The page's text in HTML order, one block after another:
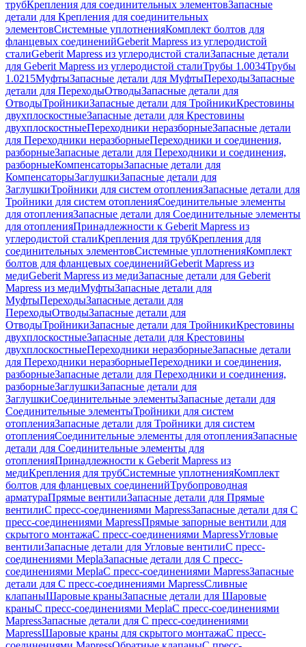
трубКрепления для соединительных элементовЗапасные
детали для Крепления для соединительных
элементовСистемные уплотненияКомплект болтов для
фланцевых соединенийGeberit Mapress из углеродистой
сталиGeberit Mapress из углеродистой сталиЗапасные детали
для Geberit Mapress из углеродистой сталиТрубы 1.0034Трубы
1.0215МуфтыЗапасные детали для МуфтыПереходыЗапасные
детали для ПереходыОтводыЗапасные детали для
ОтводыТройникиЗапасные детали для ТройникиКрестовины
двухплоскостныеЗапасные детали для Крестовины
двухплоскостныеПереходники неразборныеЗапасные детали
для Переходники неразборныеПереходники и соединения,
разборныеЗапасные детали для Переходники и соединения,
разборныеКомпенсаторыЗапасные детали для
КомпенсаторыЗаглушкиЗапасные детали для
ЗаглушкиТройники для систем отопленияЗапасные детали для
Тройники для систем отопленияСоединительные элементы
для отопленияЗапасные детали для Соединительные элементы
для отопленияПринадлежности к Geberit Mapress из
углеродистой сталиКрепления для трубКрепления для
соединительных элементовСистемные уплотненияКомплект
болтов для фланцевых соединенийGeberit Mapress из
медиGeberit Mapress из медиЗапасные детали для Geberit
Mapress из медиМуфтыЗапасные детали для
МуфтыПереходыЗапасные детали для
ПереходыОтводыЗапасные детали для
ОтводыТройникиЗапасные детали для ТройникиКрестовины
двухплоскостныеЗапасные детали для Крестовины
двухплоскостныеПереходники неразборныеЗапасные детали
для Переходники неразборныеПереходники и соединения,
разборныеЗапасные детали для Переходники и соединения,
разборныеЗаглушкиЗапасные детали для
ЗаглушкиСоединительные элементыЗапасные детали для
Соединительные элементыТройники для систем
отопленияЗапасные детали для Тройники для систем
отопленияСоединительные элементы для отопленияЗапасные
детали для Соединительные элементы для
отопленияПринадлежности к Geberit Mapress из
медиКрепления для трубСистемные уплотненияКомплект
болтов для фланцевых соединенийТрубопроводная
арматураПрямые вентилиЗапасные детали для Прямые
вентилиС пресс-соединениями MapressЗапасные детали для С
пресс-соединениями MapressПрямые запорные вентили для
скрытого монтажаС пресс-соединениями MapressУгловые
вентилиЗапасные детали для Угловые вентилиС пресс-
соединениями MeplaЗапасные детали для С пресс-
соединениями MeplaС пресс-соединениями MapressЗапасные
детали для С пресс-соединениями MapressСливные
клапаныШаровые краныЗапасные детали для Шаровые
краныС пресс-соединениями MeplaС пресс-соединениями
MapressЗапасные детали для С пресс-соединениями
MapressШаровые краны для скрытого монтажаС пресс-